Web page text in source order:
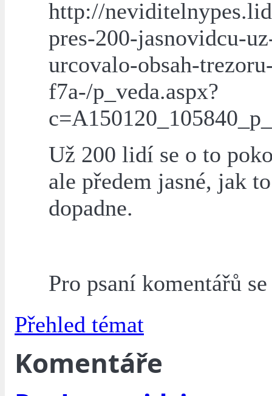
http://
pres-200-jasnovidcu-
urcovalo-obsah-
f7a-/p_veda.aspx?
Už 200 lidí se o to
ale předem jasné, jak to
dopadne.
Pro psaní komentářů
Přehled témat
Komentáře